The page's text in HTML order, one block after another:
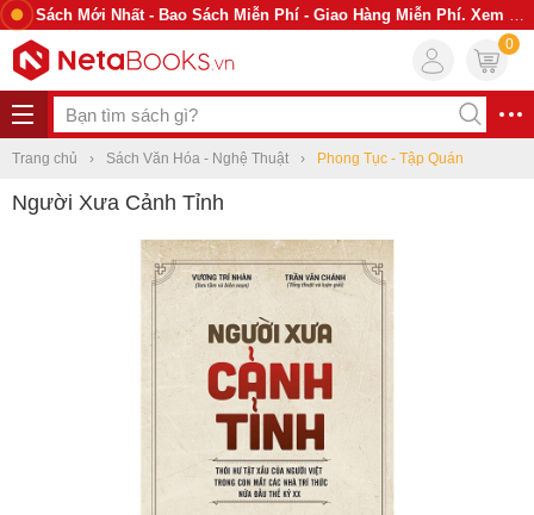
Sách Mới Nhất - Bao Sách Miễn Phí - Giao Hàng Miễn Phí. Xem Ngay
0
Trang chủ Sách Văn Hóa - Nghệ Thuật Phong Tục - Tập Quán
Người Xưa Cảnh Tỉnh